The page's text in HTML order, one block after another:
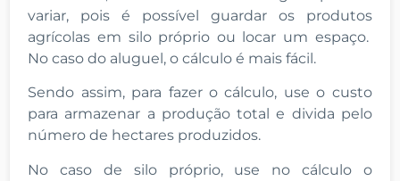
variar, pois é possível guardar os produtos
agrícolas em silo próprio ou locar um espaço.
No caso do aluguel, o cálculo é mais fácil.
Sendo assim, para fazer o cálculo, use o custo
para armazenar a produção total e divida pelo
número de hectares produzidos.
No caso de silo próprio, use no cálculo o